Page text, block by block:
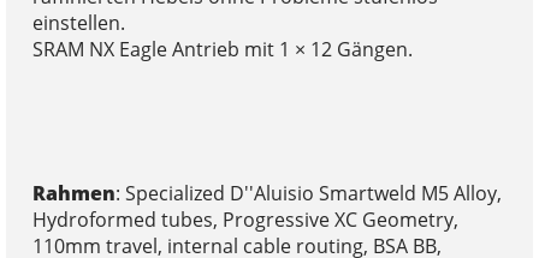
einstellen.
SRAM NX Eagle Antrieb mit 1 × 12 Gängen.
Rahmen: Specialized D''Aluisio Smartweld M5 Alloy,
Hydroformed tubes, Progressive XC Geometry,
110mm travel, internal cable routing, BSA BB,